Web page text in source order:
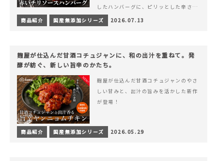
したハンバーグに、ピリッとした辛さと
コク深い旨みが楽しめる特製チリソース
&hellip; 続きを読む ピリッと刺激のあ
商品紹介 国産無添加シリーズ 2026.07.13
麹屋が仕込んだ甘酒コチュジャンに、和の出汁を重ねて。発
酵が紡ぐ、新しい旨辛のかたち。
麹屋が仕込んだ甘酒コチュジャンのやさ
しい甘みと、出汁の旨みを活かした新作
が登場！
商品紹介 国産無添加シリーズ 2026.05.29